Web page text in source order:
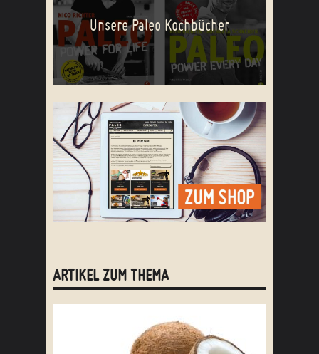
Unsere Paleo Kochbücher
ARTIKEL ZUM THEMA